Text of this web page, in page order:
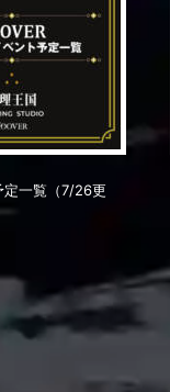
定一覧（7/26更